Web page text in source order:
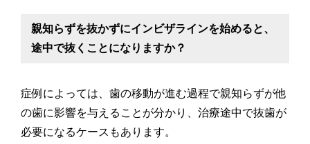
親知らずを抜かずにインビザラインを始めると、
途中で抜くことになりますか？
症例によっては、歯の移動が進む過程で親知らずが他
の歯に影響を与えることが分かり、治療途中で抜歯が
必要になるケースもあります。